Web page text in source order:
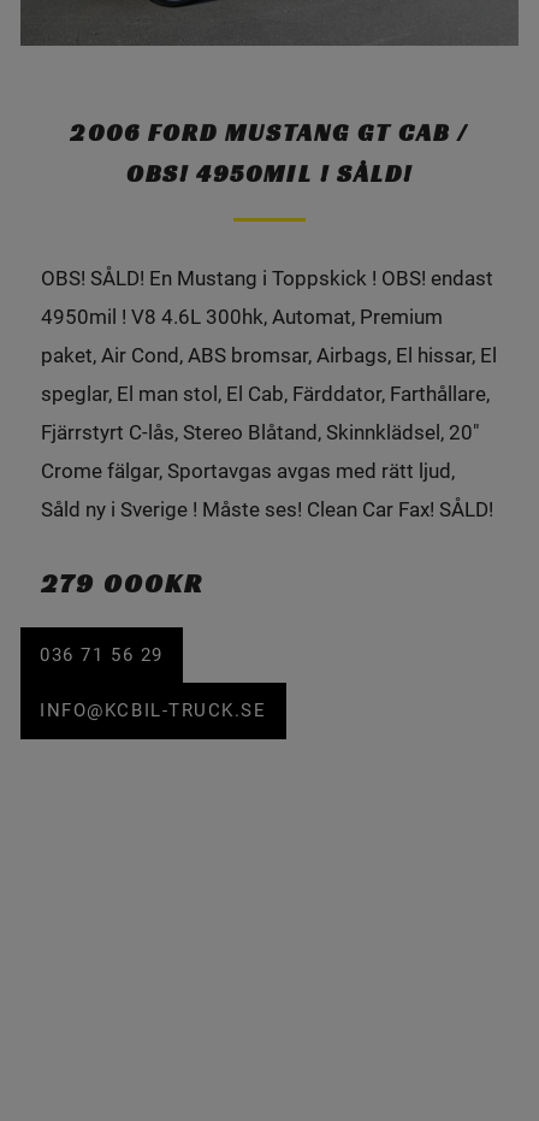
2006 FORD MUSTANG GT CAB /
OBS! 4950MIL ! SÅLD!
OBS! SÅLD! En Mustang i Toppskick ! OBS! endast
4950mil ! V8 4.6L 300hk, Automat, Premium
paket, Air Cond, ABS bromsar, Airbags, El hissar, El
speglar, El man stol, El Cab, Färddator, Farthållare,
Fjärrstyrt C-lås, Stereo Blåtand, Skinnklädsel, 20"
Crome fälgar, Sportavgas avgas med rätt ljud,
Såld ny i Sverige ! Måste ses! Clean Car Fax! SÅLD!
279 000KR
036 71 56 29
INFO@KCBIL-TRUCK.SE